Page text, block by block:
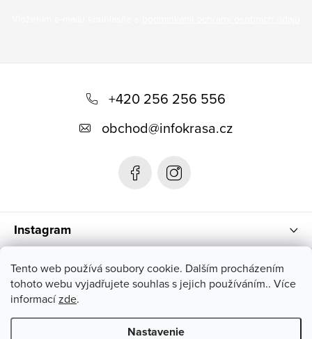
Tento web používá soubory cookie. Dalším procházením
tohoto webu vyjadřujete souhlas s jejich používáním.. Více
informacízde.
Nastavenie
Instagram
+420 256 256 556
obchod@infokrasa.cz
Informácie pre vás